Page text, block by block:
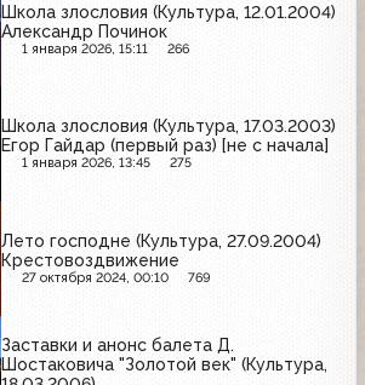
Школа злословия (Культура, 12.01.2004)
Александр Починок
1 января 2026, 15:11 266
Школа злословия (Культура, 17.03.2003)
Егор Гайдар (первый раз) [не с начала]
1 января 2026, 13:45 275
Лето господне (Культура, 27.09.2004)
Крестовоздвижение
27 октября 2024, 00:10 769
Заставки и анонс балета Д.
Шостаковича "Золотой век" (Культура,